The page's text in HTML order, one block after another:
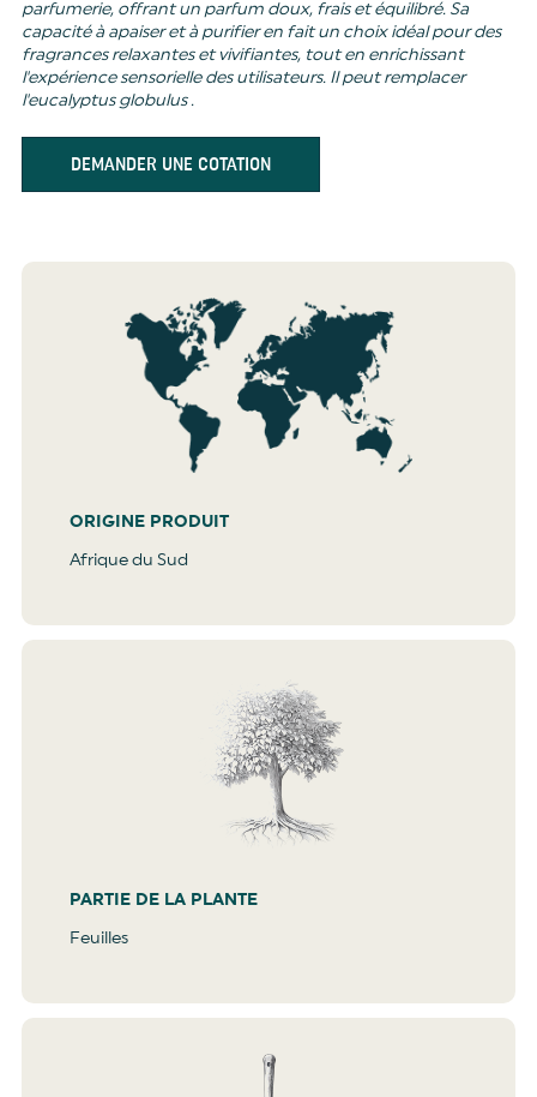
parfumerie, offrant un parfum doux, frais et équilibré. Sa
capacité à apaiser et à purifier en fait un choix idéal pour des
fragrances relaxantes et vivifiantes, tout en enrichissant
l'expérience sensorielle des utilisateurs. Il peut remplacer
l'eucalyptus globulus .
DEMANDER UNE COTATION
ORIGINE PRODUIT
Afrique du Sud
PARTIE DE LA PLANTE
Feuilles